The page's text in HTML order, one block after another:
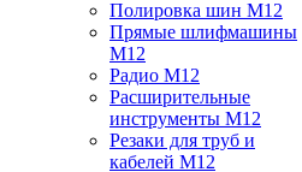
Полировка шин M12
Прямые шлифмашины
M12
Радио M12
Расширительные
инструменты M12
Резаки для труб и
кабелей M12